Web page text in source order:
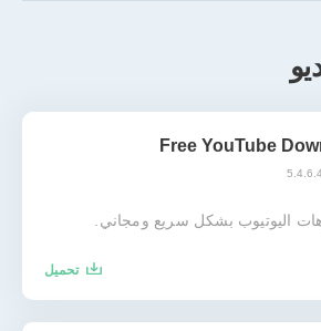
Free YouTube
اليوتيوب بشكل سريع ومجاني.
تحميل